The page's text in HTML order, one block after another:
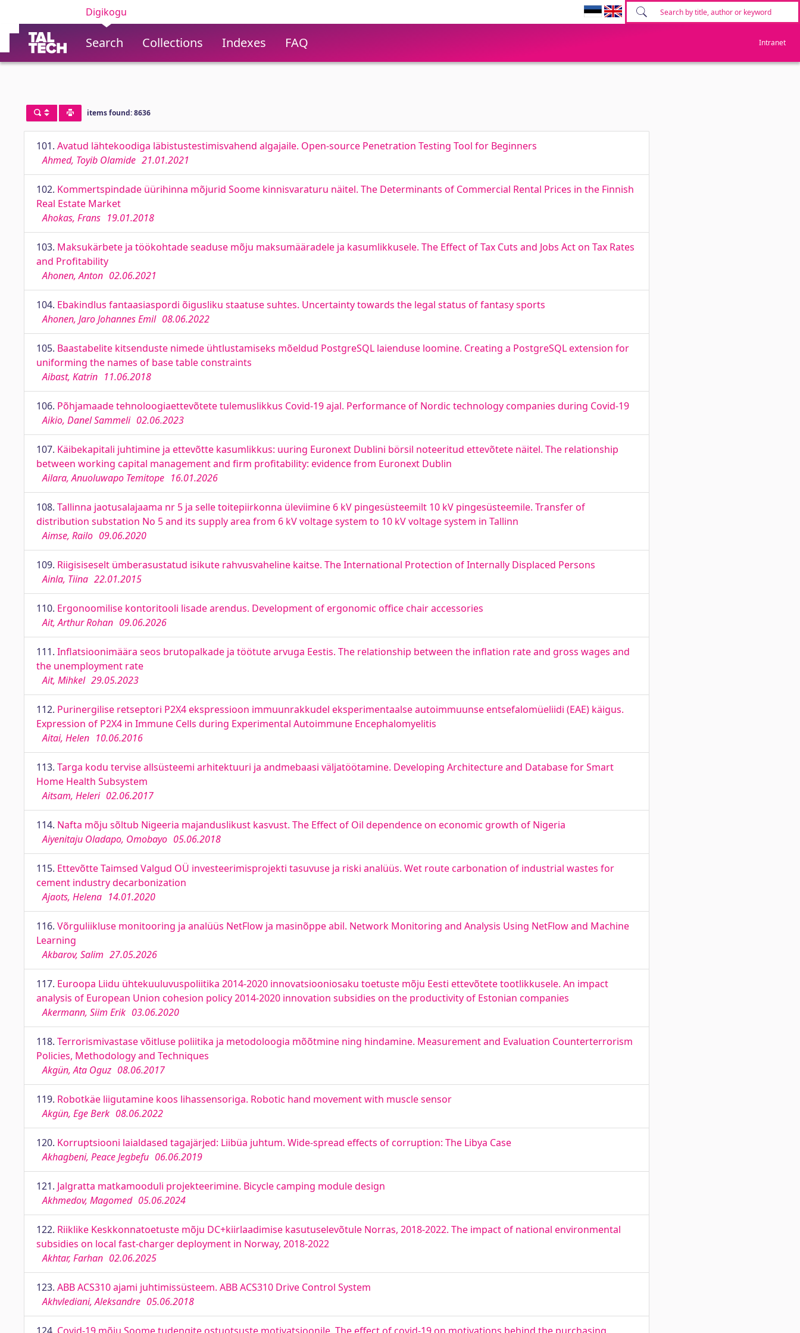
Digikogu
Search Collections Indexes FAQ Intranet
items found: 8636
101. Avatud lähtekoodiga läbistustestimisvahend algajaile. Open-source Penetration Testing Tool for Beginners
Ahmed, Toyib Olamide 21.01.2021
102. Kommertspindade üürihinna mõjurid Soome kinnisvaraturu näitel. The Determinants of Commercial Rental Prices in the Finnish
Real Estate Market
Ahokas, Frans 19.01.2018
103. Maksukärbete ja töökohtade seaduse mõju maksumääradele ja kasumlikkusele. The Effect of Tax Cuts and Jobs Act on Tax Rates
and Profitability
Ahonen, Anton 02.06.2021
104. Ebakindlus fantaasiaspordi õigusliku staatuse suhtes. Uncertainty towards the legal status of fantasy sports
Ahonen, Jaro Johannes Emil 08.06.2022
105. Baastabelite kitsenduste nimede ühtlustamiseks mõeldud PostgreSQL laienduse loomine. Creating a PostgreSQL extension for
uniforming the names of base table constraints
Aibast, Katrin 11.06.2018
106. Põhjamaade tehnoloogiaettevõtete tulemuslikkus Covid-19 ajal. Performance of Nordic technology companies during Covid-19
Aikio, Danel Sammeli 02.06.2023
107. Käibekapitali juhtimine ja ettevõtte kasumlikkus: uuring Euronext Dublini börsil noteeritud ettevõtete näitel. The relationship
between working capital management and firm profitability: evidence from Euronext Dublin
Ailara, Anuoluwapo Temitope 16.01.2026
108. Tallinna jaotusalajaama nr 5 ja selle toitepiirkonna üleviimine 6 kV pingesüsteemilt 10 kV pingesüsteemile. Transfer of
distribution substation No 5 and its supply area from 6 kV voltage system to 10 kV voltage system in Tallinn
Aimse, Railo 09.06.2020
109. Riigisiseselt ümberasustatud isikute rahvusvaheline kaitse. The International Protection of Internally Displaced Persons
Ainla, Tiina 22.01.2015
110. Ergonoomilise kontoritooli lisade arendus. Development of ergonomic office chair accessories
Ait, Arthur Rohan 09.06.2026
111. Inflatsioonimäära seos brutopalkade ja töötute arvuga Eestis. The relationship between the inflation rate and gross wages and
the unemployment rate
Ait, Mihkel 29.05.2023
112. Purinergilise retseptori P2X4 ekspressioon immuunrakkudel eksperimentaalse autoimmuunse entsefalomüeliidi (EAE) käigus.
Expression of P2X4 in Immune Cells during Experimental Autoimmune Encephalomyelitis
Aitai, Helen 10.06.2016
113. Targa kodu tervise allsüsteemi arhitektuuri ja andmebaasi väljatöötamine. Developing Architecture and Database for Smart
Home Health Subsystem
Aitsam, Heleri 02.06.2017
114. Nafta mõju sõltub Nigeeria majanduslikust kasvust. The Effect of Oil dependence on economic growth of Nigeria
Aiyenitaju Oladapo, Omobayo 05.06.2018
115. Ettevõtte Taimsed Valgud OÜ investeerimisprojekti tasuvuse ja riski analüüs. Wet route carbonation of industrial wastes for
cement industry decarbonization
Ajaots, Helena 14.01.2020
116. Võrguliikluse monitooring ja analüüs NetFlow ja masinõppe abil. Network Monitoring and Analysis Using NetFlow and Machine
Learning
Akbarov, Salim 27.05.2026
117. Euroopa Liidu ühtekuuluvuspoliitika 2014-2020 innovatsiooniosaku toetuste mõju Eesti ettevõtete tootlikkusele. An impact
analysis of European Union cohesion policy 2014-2020 innovation subsidies on the productivity of Estonian companies
Akermann, Siim Erik 03.06.2020
118. Terrorismivastase võitluse poliitika ja metodoloogia mõõtmine ning hindamine. Measurement and Evaluation Counterterrorism
Policies, Methodology and Techniques
Akgün, Ata Oguz 08.06.2017
119. Robotkäe liigutamine koos lihassensoriga. Robotic hand movement with muscle sensor
Akgün, Ege Berk 08.06.2022
120. Korruptsiooni laialdased tagajärjed: Liibüa juhtum. Wide-spread effects of corruption: The Libya Case
Akhagbeni, Peace Jegbefu 06.06.2019
121. Jalgratta matkamooduli projekteerimine. Bicycle camping module design
Akhmedov, Magomed 05.06.2024
122. Riiklike Keskkonnatoetuste mõju DC+kiirlaadimise kasutuselevõtule Norras, 2018-2022. The impact of national environmental
subsidies on local fast-charger deployment in Norway, 2018-2022
Akhtar, Farhan 02.06.2025
123. ABB ACS310 ajami juhtimissüsteem. ABB ACS310 Drive Control System
Akhvlediani, Aleksandre 05.06.2018